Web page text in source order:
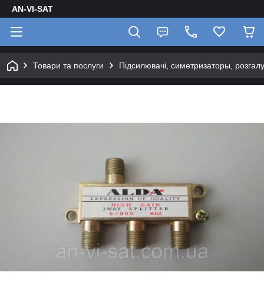
AN-VI-SAT
Товари та послуги Підсилювачі, симетризаторы,